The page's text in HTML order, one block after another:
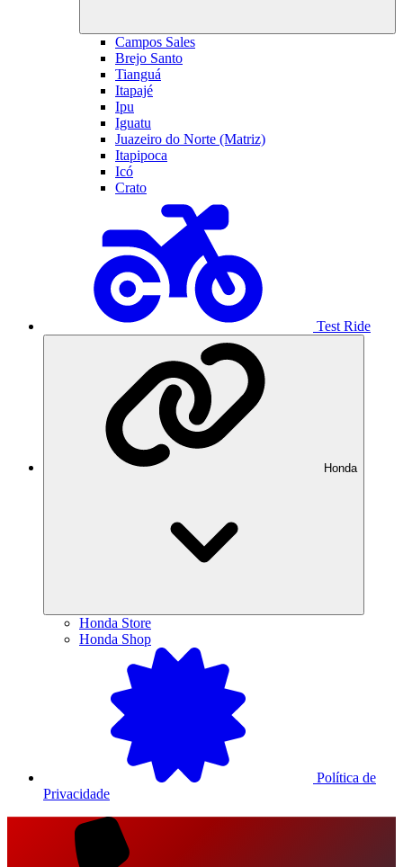
Campos Sales
Brejo Santo
Tianguá
Itapajé
Ipu
Iguatu
Juazeiro do Norte (Matriz)
Itapipoca
Icó
Crato
Test Ride
Honda
Honda Store
Honda Shop
Política de
Privacidade